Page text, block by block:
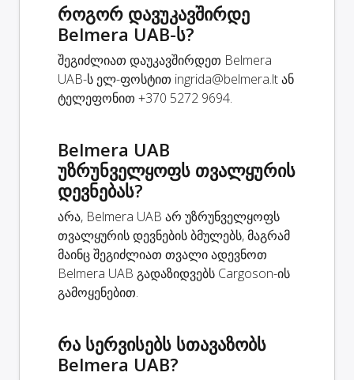
როგორ დავუკავშირდე
Belmera UAB-ს?
შეგიძლიათ დაუკავშირდეთ Belmera
UAB-ს ელ-ფოსტით ingrida@belmera.ltან
ტელეფონით +370 5272 9694.
Belmera UAB
უზრუნველყოფს თვალყურის
დევნებას?
არა, Belmera UAB არ უზრუნველყოფს
თვალყურის დევნების ბმულებს, მაგრამ
მაინც შეგიძლიათ თვალი ადევნოთ
Belmera UAB გადაზიდვებს Cargoson-ის
გამოყენებით.
რა სერვისებს სთავაზობს
Belmera UAB?